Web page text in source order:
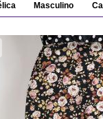
Masculino